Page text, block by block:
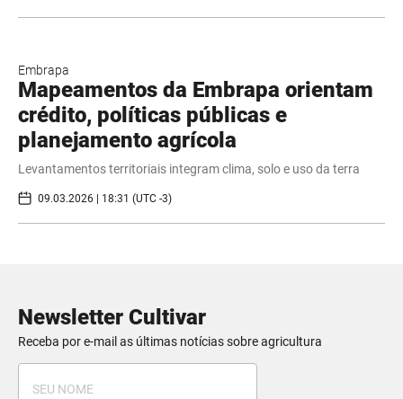
Embrapa
Mapeamentos da Embrapa orientam
crédito, políticas públicas e
planejamento agrícola
Levantamentos territoriais integram clima, solo e uso da terra
09.03.2026 | 18:31 (UTC -3)
Newsletter Cultivar
Receba por e-mail as últimas notícias sobre agricultura